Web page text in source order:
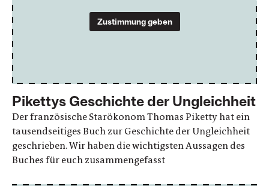
Zustimmung geben
Pikettys Geschichte der Ungleichheit
Der französische Starökonom Thomas Piketty hat ein
tausendseitiges Buch zur Geschichte der Ungleichheit
geschrieben. Wir haben die wichtigsten Aussagen des
Buches für euch zusammengefasst